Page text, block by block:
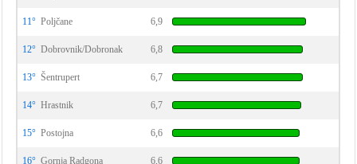
11° Poljčane 6,9
12° Dobrovnik/Dobronak 6,8
13° Šentrupert 6,7
14° Hrastnik 6,7
15° Postojna 6,6
16° Gornja Radgona 6,6